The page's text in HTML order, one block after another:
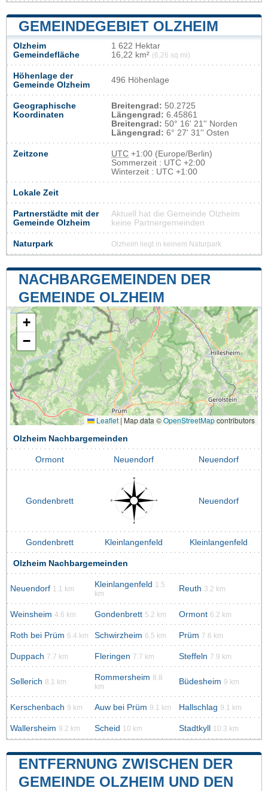
GEMEINDEGEBIET OLZHEIM
Olzheim
Gemeindefläche
1 622 Hektar
16,22 km² (6,26 sq mi)
Höhenlage der
Gemeinde Olzheim
496 Höhenlage
Geographische
Koordinaten
Breitengrad: 50.2725
Längengrad: 6.45861
Breitengrad: 50° 16' 21'' Norden
Längengrad: 6° 27' 31'' Osten
Zeitzone UTC +1:00 (Europe/Berlin)
Sommerzeit : UTC +2:00
Winterzeit : UTC +1:00
Lokale Zeit
Partnerstädte mit der
Gemeinde Olzheim
Aktuell hat die Gemeinde Olzheim
keine Partnergemeinden
Naturpark Olzheim liegt in keinem Naturpark
NACHBARGEMEINDEN DER
GEMEINDE OLZHEIM
+
−
Leaflet | Map data ©OpenStreetMapcontributors
Olzheim Nachbargemeinden
Ormont Neuendorf Neuendorf
Gondenbrett Neuendorf
Gondenbrett Kleinlangenfeld Kleinlangenfeld
Olzheim Nachbargemeinden
Neuendorf 1.1 km Kleinlangenfeld 1.5
km
Reuth 3.2 km
Weinsheim 4.6 km Gondenbrett 5.2 km Ormont 6.2 km
Roth bei Prüm 6.4 km Schwirzheim 6.5 km Prüm 7.6 km
Duppach 7.7 km Fleringen 7.7 km Steffeln 7.9 km
Sellerich 8.1 km Rommersheim 8.8
km
Büdesheim 9 km
Kerschenbach 9 km Auw bei Prüm 9.1 km Hallschlag 9.1 km
Wallersheim 9.2 km Scheid 10 km Stadtkyll 10.3 km
ENTFERNUNG ZWISCHEN DER
GEMEINDE OLZHEIM UND DEN